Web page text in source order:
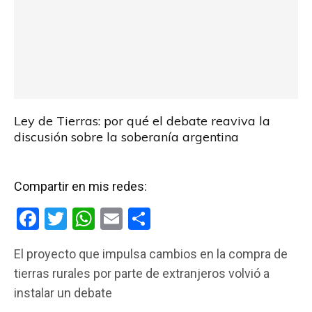
Ley de Tierras: por qué el debate reaviva la
discusión sobre la soberanía argentina
Compartir en mis redes:
F
ce
b
T
tt
er
W
at
s
E
ail m
p
El proyecto que impulsa cambios en la compra de
tierras rurales por parte de extranjeros volvió a
instalar un debate